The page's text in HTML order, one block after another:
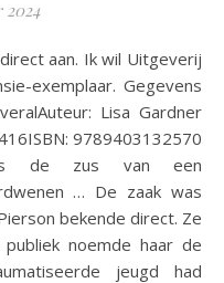
exemplaar. Gegevens
Lisa Gardner
9789403132570
is de zus van een
… De zaak was
bekende direct. Ze
noemde haar de
jeugd had